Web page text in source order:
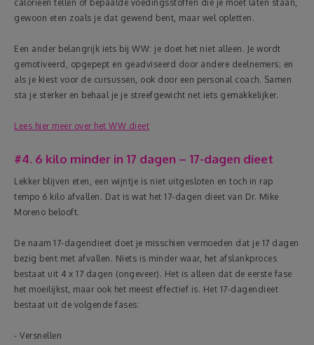
calorieën tellen of bepaalde voedingsstoffen die je moet laten staan,
gewoon eten zoals je dat gewend bent, maar wel opletten.
Een ander belangrijk iets bij WW: je doet het niet alleen. Je wordt
gemotiveerd, opgepept en geadviseerd door andere deelnemers; en
als je kiest voor de cursussen, ook door een personal coach. Samen
sta je sterker en behaal je je streefgewicht net iets gemakkelijker.
Lees hier meer over het WW dieet
#4. 6 kilo minder in 17 dagen – 17-dagen dieet
Lekker blijven eten, een wijntje is niet uitgesloten en toch in rap
tempo 6 kilo afvallen. Dat is wat het 17-dagen dieet van Dr. Mike
Moreno belooft.
De naam 17-dagendieet doet je misschien vermoeden dat je 17 dagen
bezig bent met afvallen. Niets is minder waar, het afslankproces
bestaat uit 4 x 17 dagen (ongeveer). Het is alleen dat de eerste fase
het moeilijkst, maar ook het meest effectief is. Het 17-dagendieet
bestaat uit de volgende fases:
- Versnellen